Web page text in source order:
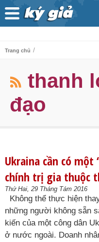
Trang chủ /
thanh
đạo
Ukraina cần có
chính trị gia thuộc
Thứ Hai, 29 Tháng Tám 2016
Không thể thực hiện
những người không sẵn
kiến của một công dân
ở nước ngoài. Doanh